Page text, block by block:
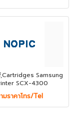
Samsung
SCX-4300
มราคาโทร/Tel